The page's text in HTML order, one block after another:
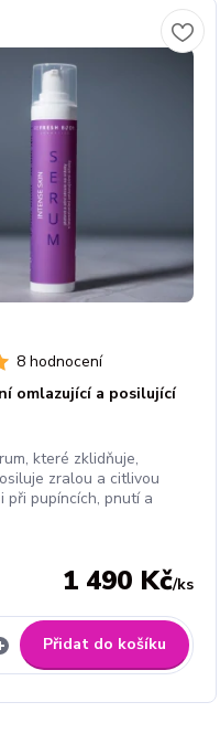
8 hodnocení
omlazující a posilující
které zklidňuje,
zralou a citlivou
při pupíncích, pnutí a
1 490 Kč/ks
Přidat do košíku